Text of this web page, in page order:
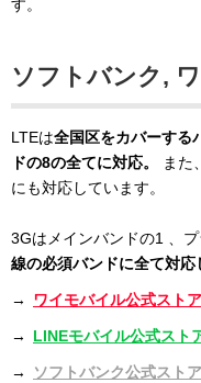
す。
ソフトバンク,
LTEは全国区をカバーする
ドの8の全てに対応。
また
にも対応しています。
3Gはメインバンドの1 、
線の必須バンドに全て対応
→ ワイモバイル公式スト
→ LINEモバイル公式スト
→ ソフトバンク公式スト